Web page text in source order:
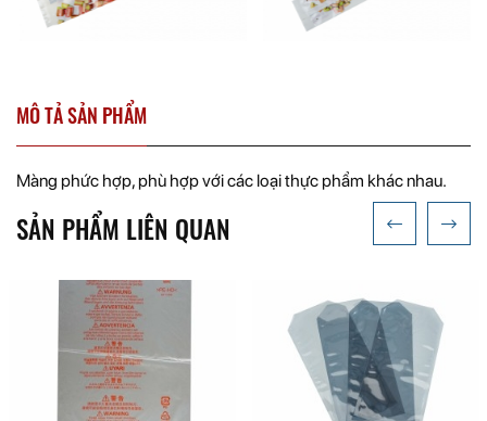
MÔ TẢ SẢN PHẨM
Màng phức hợp, phù hợp với các loại thực phẩm khác nhau.
SẢN PHẨM LIÊN QUAN